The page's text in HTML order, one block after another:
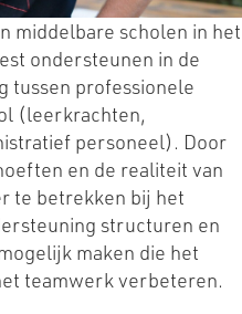
middelbare scholen in het
ondersteunen in de
tussen professionele
(leerkrachten,
personeel). Door
en de realiteit van
te betrekken bij het
structuren en
maken die het
teamwerk verbeteren.